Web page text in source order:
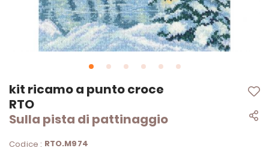
kit ricamo a punto croce
RTO
Sulla pista di pattinaggio
Codice : RTO.M974
Vai
all'inizio
della
galleria
immagini